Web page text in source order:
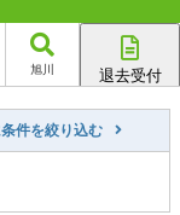
旭川 退去受付
旭川店
件を絞り込む